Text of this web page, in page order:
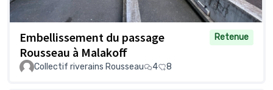
Embellissement du passage
Rousseau à Malakoff
Retenue
Collectif riverains Rousseau 4 8